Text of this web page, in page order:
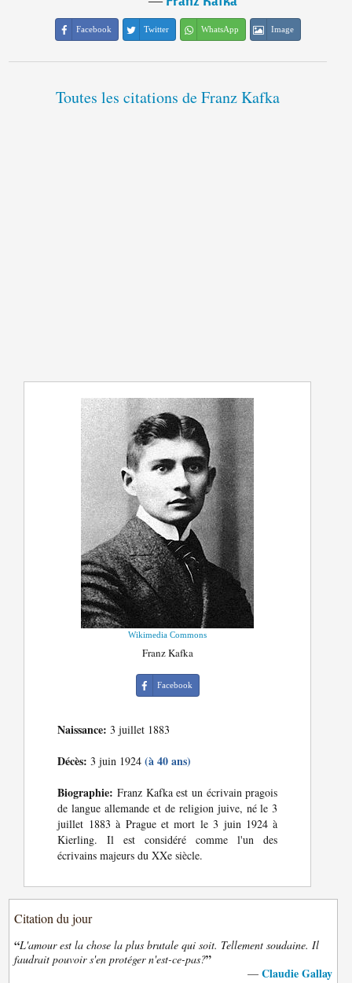
Facebook Twitter WhatsApp Image
Toutes les citations de Franz Kafka
Wikimedia Commons
Franz Kafka
Facebook
Naissance: 3 juillet 1883
Décès: 3 juin 1924(à 40 ans)
Biographie: Franz Kafka est un écrivain pragois
de langue allemande et de religion juive, né le 3
juillet 1883 à Prague et mort le 3 juin 1924 à
Kierling. Il est considéré comme l'un des
écrivains majeurs du XXe siècle.
Citation du jour
“L'amour est la chose la plus brutale qui soit. Tellement soudaine. Il
faudrait pouvoir s'en protéger n'est-ce-pas?”
— Claudie Gallay